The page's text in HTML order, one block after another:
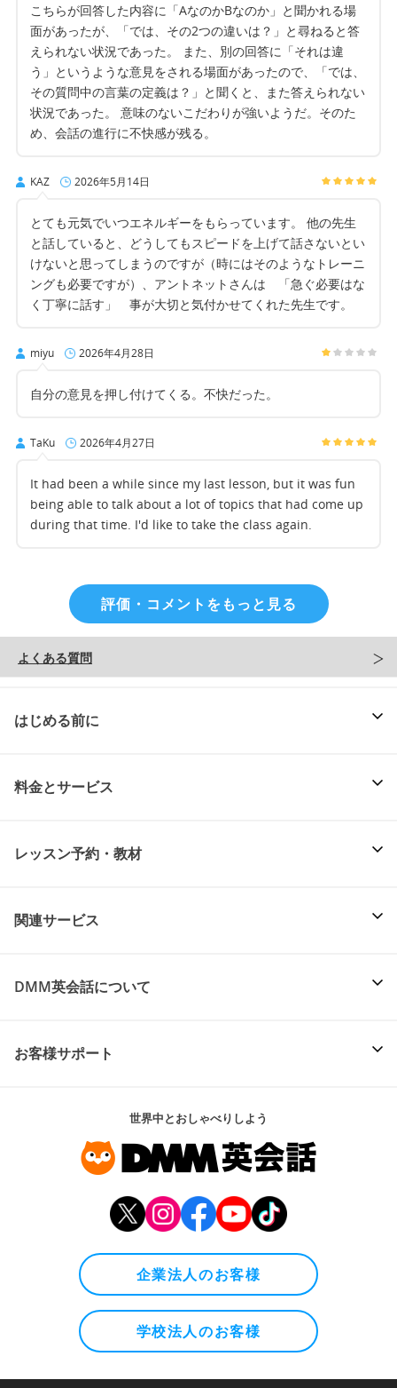
こちらが回答した内容に「AなのかBなのか」と聞かれる場
面があったが、「では、その2つの違いは？」と尋ねると答
えられない状況であった。 また、別の回答に「それは違
う」というような意見をされる場面があったので、「では、
その質問中の言葉の定義は？」と聞くと、また答えられない
状況であった。 意味のないこだわりが強いようだ。そのた
め、会話の進行に不快感が残る。
KAZ 2026年5月14日
とても元気でいつエネルギーをもらっています。 他の先生
と話していると、どうしてもスピードを上げて話さないとい
けないと思ってしまうのですが（時にはそのようなトレーニ
ングも必要ですが）、アントネットさんは 「急ぐ必要はな
く丁寧に話す」 事が大切と気付かせてくれた先生です。
miyu 2026年4月28日
自分の意見を押し付けてくる。不快だった。
TaKu 2026年4月27日
It had been a while since my last lesson, but it was fun
being able to talk about a lot of topics that had come up
during that time. I'd like to take the class again.
評価・コメントをもっと見る
よくある質問
はじめる前に
料金とサービス
レッスン予約・教材
関連サービス
DMM英会話について
お客様サポート
世界中とおしゃべりしよう
企業法人のお客様
学校法人のお客様